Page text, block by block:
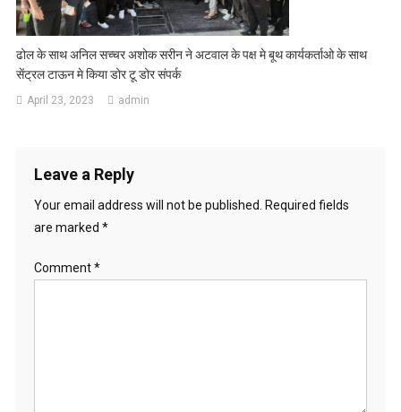
ढोल के साथ अनिल सच्चर अशोक सरीन ने अटवाल के पक्ष मे बूथ कार्यकर्ताओ के साथ
सेंट्रल टाऊन मे किया डोर टू डोर संपर्क
April 23, 2023 admin
Leave a Reply
Your email address will not be published. Required fields
are marked *
Comment*